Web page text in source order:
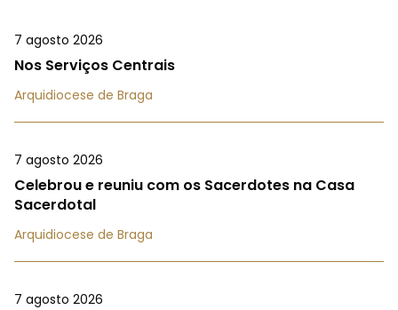
7 agosto 2026
Nos Serviços Centrais
Arquidiocese de Braga
7 agosto 2026
Celebrou e reuniu com os Sacerdotes na Casa
Sacerdotal
Arquidiocese de Braga
7 agosto 2026